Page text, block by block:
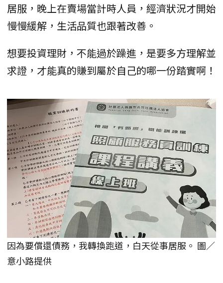
居服，晚上在賣場當計時人員，經濟狀況才開始
慢慢緩解，生活品質也跟著改善。
想要投資理財，不能過於躁進，是要多方理解並
求證，才能真的賺到屬於自己的哪一份踏實啊！
因為要償還債務，我轉換跑道，白天從事居服。 圖／
意小路提供